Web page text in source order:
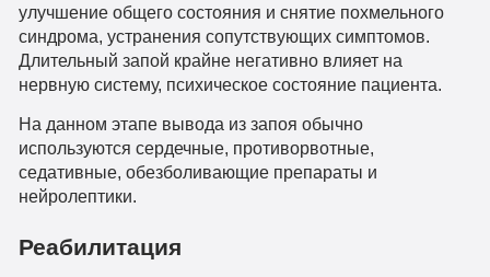
улучшение общего состояния и снятие похмельного
синдрома, устранения сопутствующих симптомов.
Длительный запой крайне негативно влияет на
нервную систему, психическое состояние пациента.
На данном этапе вывода из запоя обычно
используются сердечные, противорвотные,
седативные, обезболивающие препараты и
нейролептики.
Реабилитация